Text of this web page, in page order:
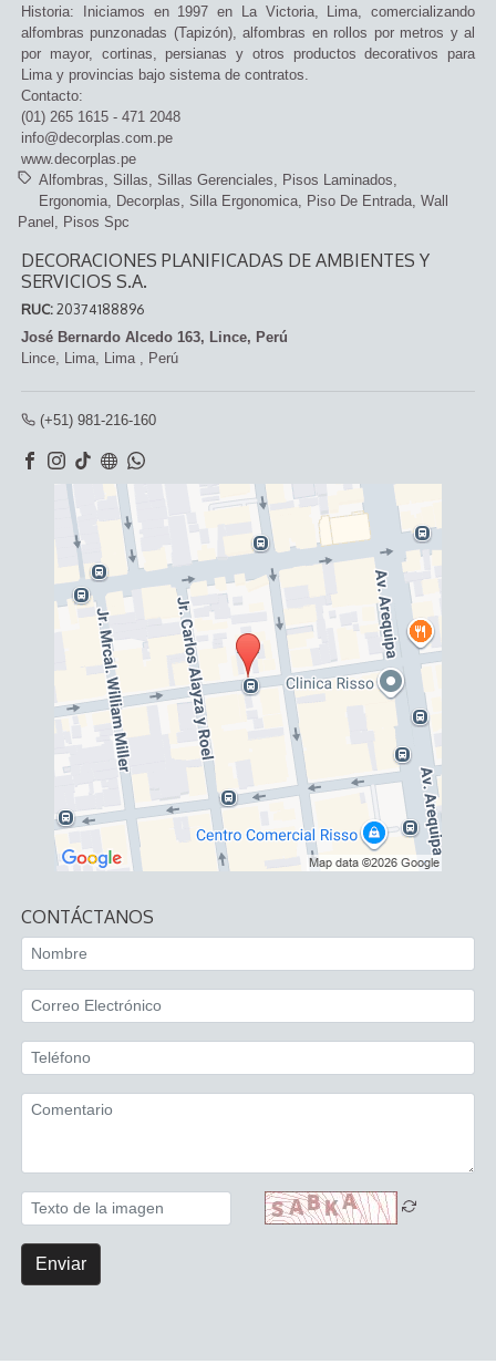
Historia: Iniciamos en 1997 en La Victoria, Lima, comercializando
alfombras punzonadas (Tapizón), alfombras en rollos por metros y al
por mayor, cortinas, persianas y otros productos decorativos para
Lima y provincias bajo sistema de contratos.
Contacto:
(01) 265 1615 - 471 2048
info@decorplas.com.pe
www.decorplas.pe
Alfombras
Sillas Sillas Gerenciales
Pisos Laminados
Ergonomia
Decorplas Silla Ergonomica Piso De Entrada Wall
Panel
Pisos Spc
DECORACIONES PLANIFICADAS DE AMBIENTES Y
SERVICIOS S.A.
RUC:20374188896
José Bernardo Alcedo 163, Lince, Perú
Lince,
Lima, Lima Perú
(+51) 981-216-160
CONTÁCTANOS
Enviar